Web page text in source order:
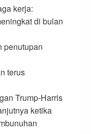
kerja:
di bulan
penutupan
terus
Trump-Harris
ketika